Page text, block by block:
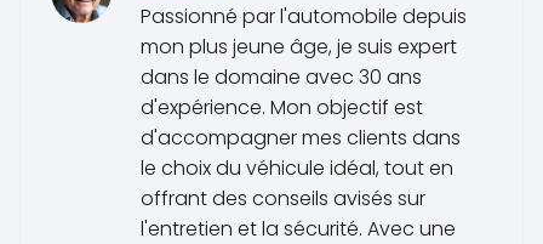
Passionné par l'automobile depuis
mon plus jeune âge, je suis expert
dans le domaine avec 30 ans
d'expérience. Mon objectif est
d'accompagner mes clients dans
le choix du véhicule idéal, tout en
offrant des conseils avisés sur
l'entretien et la sécurité. Avec une